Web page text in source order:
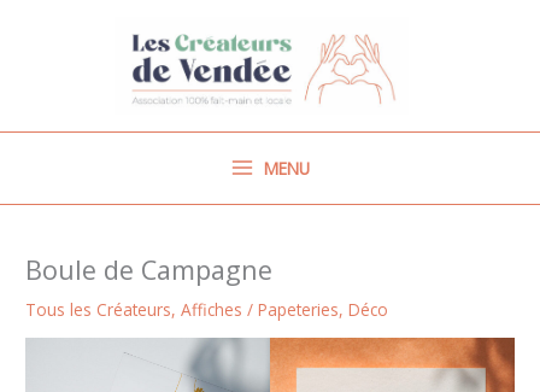
MENU
Boule de Campagne
Tous les Créateurs,Affiches / Papeteries,Déco